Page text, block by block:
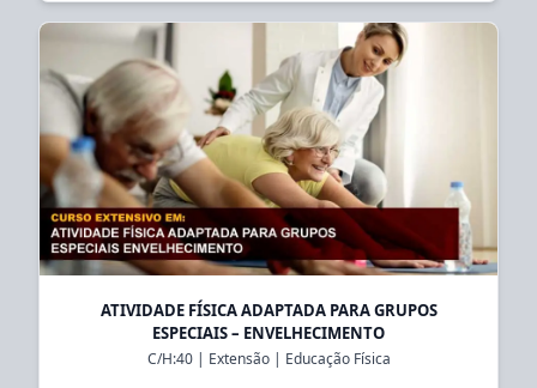
ATIVIDADE FÍSICA ADAPTADA PARA GRUPOS
ESPECIAIS – ENVELHECIMENTO
C/H:40| Extensão| Educação Física